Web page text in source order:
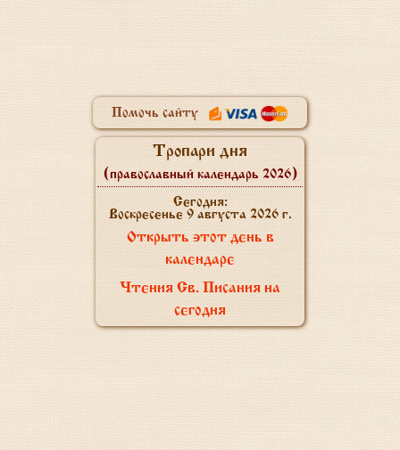
Помочь сайту
Тропари дня
(православный календарь 2026)
Сегодня:
Воскресенье 9 августа 2026 г.
Открыть этот день в
календаре
Чтения Св. Писания на
сегодня